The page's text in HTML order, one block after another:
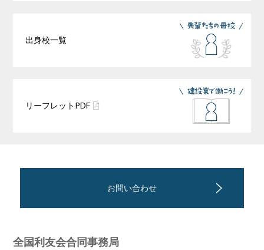
出身校一覧
リーフレット PDF
お問い合わせ
全国利友会合同事務局